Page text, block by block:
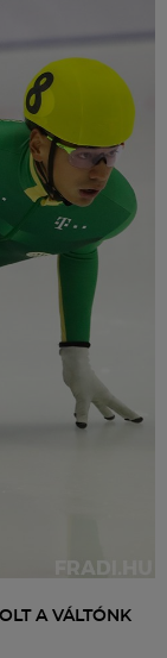
A VÁLTÓNK